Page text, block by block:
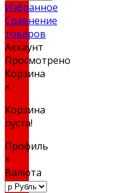
Избранное
Сравнение
товаров
Аккаунт
Просмотрено
Корзина
×
Корзина
пуста!
Профиль
×
Валюта